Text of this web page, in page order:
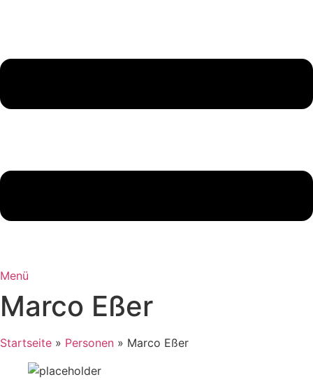
Menü
Marco Eßer
Startseite » Personen » Marco Eßer